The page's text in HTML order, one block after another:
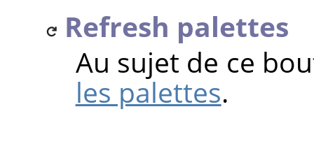
Refresh palettes
Au sujet de ce
les palettes.